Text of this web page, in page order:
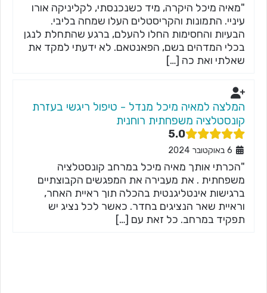
"מאיה מיכל היקרה, מיד כשנכנסתי, לקליניקה אורו
עיניי. התמונות והקריסטלים העלו שמחה בליבי.
הבעיות והחסימות החלו להעלם, ברגע שהתחלת לנגן
בכלי המדהים בשם, הפאנטאם. לא ידעתי למקד את
שאלתי ואת כה […]
המלצה למאיה מיכל מנדל - טיפול ריגשי בעזרת
קונסטלציה משפחתית רוחנית
5.0
6 באוקטובר 2024
"הכרתי אותך מאיה מיכל במרחב קונסטלציה
משפחתית . את מעבירה את המפגשים הקבוצתיים
ברגישות אינטליגנטית בהכלה תוך ראיית האחר,
וראיית שאר הנציגים בחדר. כאשר לכל נציג יש
תפקיד במרחב. כל זאת עם […]